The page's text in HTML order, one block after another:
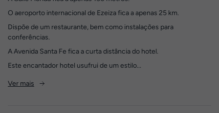
O aeroporto internacional de Ezeiza fica a apenas 25 km.
Dispõe de um restaurante, bem como instalações para
conferências.
A Avenida Santa Fe fica a curta distância do hotel.
Este encantador hotel usufrui de um estilo...
Ver mais